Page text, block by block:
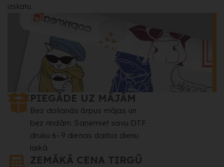
izskatu.
PIEGĀDE UZ MĀJĀM
Bez došanās ārpus mājas un
bez rindām. Saņemiet savu DTF
druku 6–9 dienas darba dienu
laikā.
ZEMĀKĀ CENA TIRGŪ